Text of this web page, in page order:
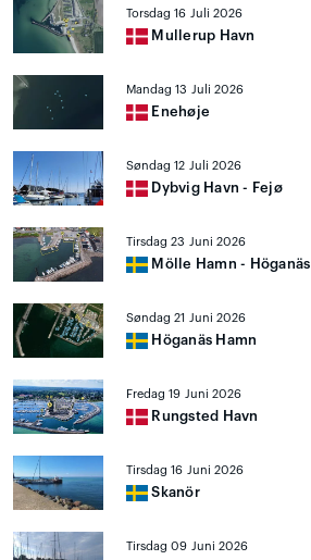
Torsdag 16 Juli 2026
Mullerup Havn
Mandag 13 Juli 2026
Enehøje
Søndag 12 Juli 2026
Dybvig Havn - Fejø
Tirsdag 23 Juni 2026
Mölle Hamn - Höganäs
Søndag 21 Juni 2026
Höganäs Hamn
Fredag 19 Juni 2026
Rungsted Havn
Tirsdag 16 Juni 2026
Skanör
Tirsdag 09 Juni 2026